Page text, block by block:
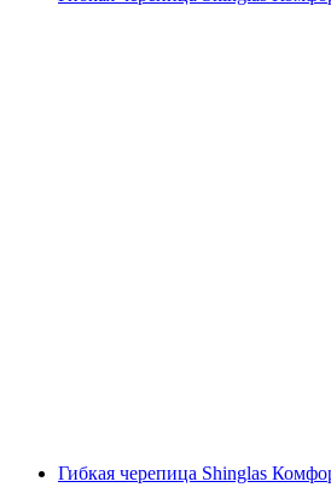
Гибкая черепица Shinglas